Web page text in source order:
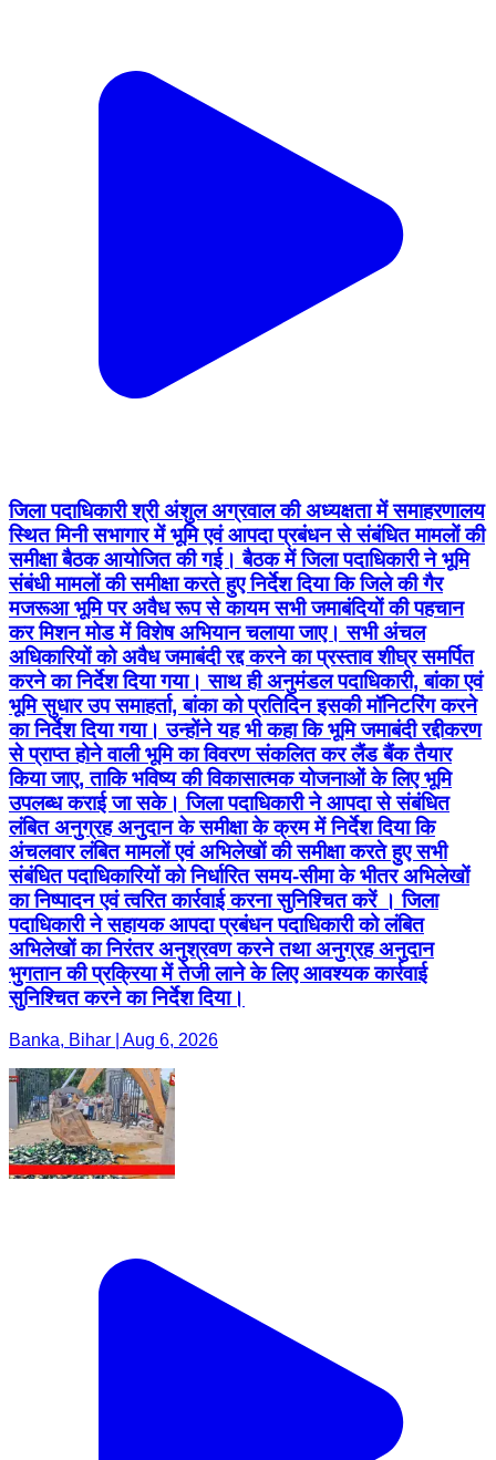
जिला पदाधिकारी श्री अंशुल अग्रवाल की अध्यक्षता में समाहरणालय
स्थित मिनी सभागार में भूमि एवं आपदा प्रबंधन से संबंधित मामलों की
समीक्षा बैठक आयोजित की गई। बैठक में जिला पदाधिकारी ने भूमि
संबंधी मामलों की समीक्षा करते हुए निर्देश दिया कि जिले की गैर
मजरूआ भूमि पर अवैध रूप से कायम सभी जमाबंदियों की पहचान
कर मिशन मोड में विशेष अभियान चलाया जाए। सभी अंचल
अधिकारियों को अवैध जमाबंदी रद्द करने का प्रस्ताव शीघ्र समर्पित
करने का निर्देश दिया गया। साथ ही अनुमंडल पदाधिकारी, बांका एवं
भूमि सुधार उप समाहर्ता, बांका को प्रतिदिन इसकी मॉनिटरिंग करने
का निर्देश दिया गया। उन्होंने यह भी कहा कि भूमि जमाबंदी रद्दीकरण
से प्राप्त होने वाली भूमि का विवरण संकलित कर लैंड बैंक तैयार
किया जाए, ताकि भविष्य की विकासात्मक योजनाओं के लिए भूमि
उपलब्ध कराई जा सके। जिला पदाधिकारी ने आपदा से संबंधित
लंबित अनुग्रह अनुदान के समीक्षा के क्रम में निर्देश दिया कि
अंचलवार लंबित मामलों एवं अभिलेखों की समीक्षा करते हुए सभी
संबंधित पदाधिकारियों को निर्धारित समय-सीमा के भीतर अभिलेखों
का निष्पादन एवं त्वरित कार्रवाई करना सुनिश्चित करें । जिला
पदाधिकारी ने सहायक आपदा प्रबंधन पदाधिकारी को लंबित
अभिलेखों का निरंतर अनुश्रवण करने तथा अनुग्रह अनुदान
भुगतान की प्रक्रिया में तेजी लाने के लिए आवश्यक कार्रवाई
सुनिश्चित करने का निर्देश दिया।
Banka, Bihar | Aug 6, 2026